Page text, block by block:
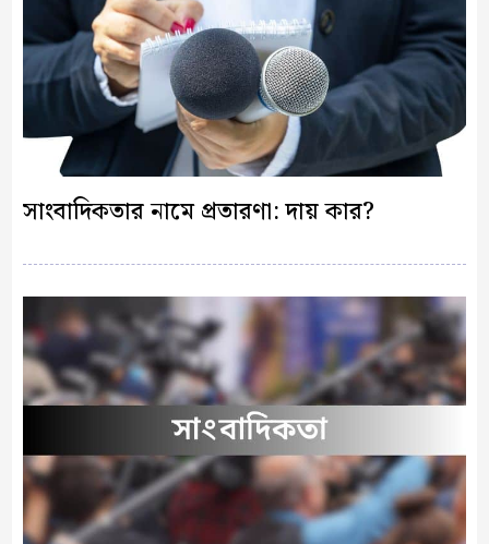
সাংবাদিকতার নামে প্রতারণা: দায় কার?